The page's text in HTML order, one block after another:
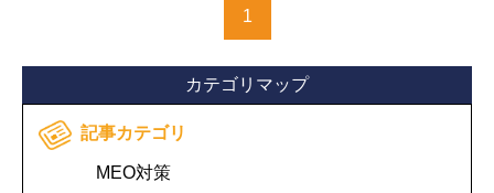
1
カテゴリマップ
記事カテゴリ
MEO対策